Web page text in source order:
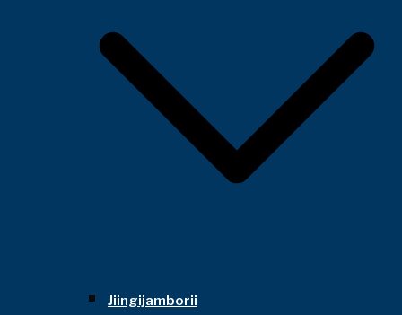
Jiingijamborii